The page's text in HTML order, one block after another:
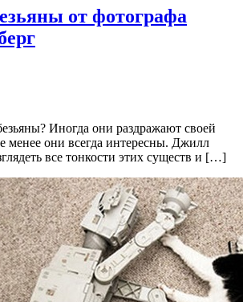
от фотографа
Иногда они раздражают своей
менее они всегда интересны. Джилл
все тонкости этих существ и […]